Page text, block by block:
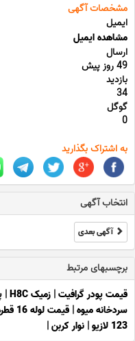
مشخصات آگهی
ایمیل
مشاهده ایمیل
ارسال
49 روز پیش
بازدید
34
گوگل
0
به اشتراک بگذارید
انتخاب آگهی
آگهی بعدی
برچسبهای مرتبط
قیمت پودر گرافیت| زمیک H8C |
سردخانه میوه| قیمت لوله 16 قطره چکان دار
123 لازیو
| نوار کربن|